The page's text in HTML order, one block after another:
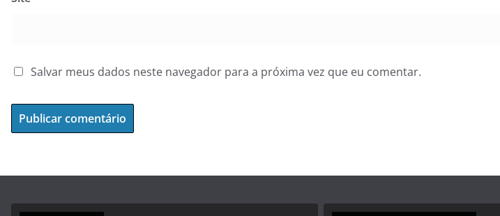
Salvar meus dados neste navegador para a próxima vez que eu comentar.